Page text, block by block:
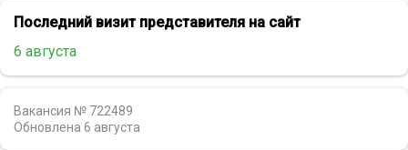
Последний визит представителя на сайт
6 августа
Вакансия № 722489
Обновлена 6 августа